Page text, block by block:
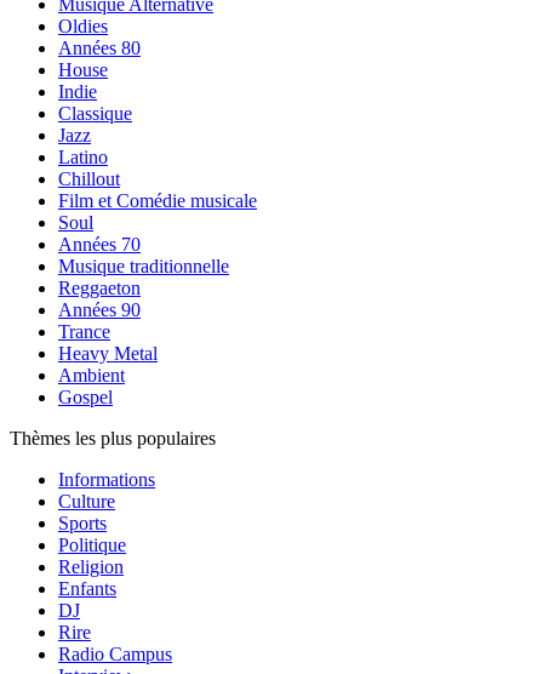
Musique Alternative
Oldies
Années 80
House
Indie
Classique
Jazz
Latino
Chillout
Film et Comédie musicale
Soul
Années 70
Musique traditionnelle
Reggaeton
Années 90
Trance
Heavy Metal
Ambient
Gospel
Thèmes les plus populaires
Informations
Culture
Sports
Politique
Religion
Enfants
DJ
Rire
Radio Campus